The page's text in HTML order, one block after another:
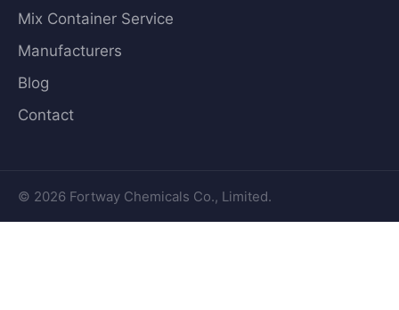
Mix Container Service
Manufacturers
Blog
Contact
© 2026 Fortway Chemicals Co., Limited.